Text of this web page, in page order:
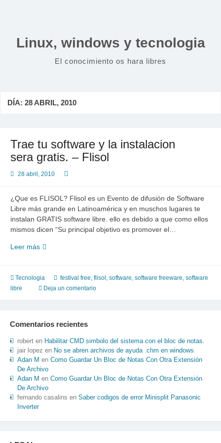
Linux, windows y tecnologia
El conocimiento os hara libres
DÍA: 28 ABRIL, 2010
Trae tu software y la instalacion
sera gratis. – Flisol
28 abril, 2010
¿Que es FLISOL? Flisol es un Evento de difusión de Software
Libre más grande en Latinoamérica y en muschos lugares te
instalan GRATIS software libre. ello es debido a que como ellos
mismos dicen “Su principal objetivo es promover el…
Leer másTrae
y
la
instalacion
–
Flisol
Tecnologia festival free, flisol , software, software freeware, software
libre
Deja un comentario
Comentarios recientes
roberten Habilitar CMD simbolo del sistema con el bloc de notas.
jair lopez en No se abren archivos de ayuda .chm en windows
Adan M en Como Guardar Un Bloc de Notas Con Otra Extensión
De Archivo
Adan M en Como Guardar Un Bloc de Notas Con Otra Extensión
De Archivo
fernando casalins en Saber codigos de error Minisplit Panasonic
Inverter